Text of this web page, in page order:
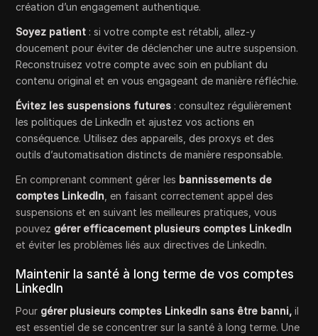
création d’un engagement authentique.
Soyez patient : si votre compte est rétabli, allez-y
doucement pour éviter de déclencher une autre suspension.
Reconstruisez votre compte avec soin en publiant du
contenu original et en vous engageant de manière réfléchie.
Évitez les suspensions futures : consultez régulièrement
les politiques de LinkedIn et ajustez vos actions en
conséquence. Utilisez des appareils, des proxys et des
outils d’automatisation distincts de manière responsable.
En comprenant comment gérer les bannissements de
comptes LinkedIn , en faisant correctement appel des
suspensions et en suivant les meilleures pratiques, vous
pouvez gérer efficacement plusieurs comptes LinkedIn
et éviter les problèmes liés aux directives de LinkedIn.
Maintenir la santé à long terme de vos comptes
LinkedIn
Pour gérer plusieurs comptes LinkedIn sans être banni, il
est essentiel de se concentrer sur la santé à long terme. Une